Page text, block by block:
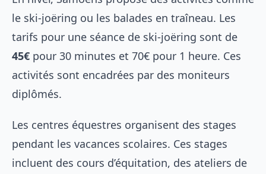
le ski-joëring ou les balades en traîneau. Les
tarifs pour une séance de ski-joëring sont de
45€ pour 30 minutes et 70€ pour 1 heure. Ces
activités sont encadrées par des moniteurs
diplômés.
Les centres équestres organisent des stages
pendant les vacances scolaires. Ces stages
incluent des cours d’équitation, des ateliers de